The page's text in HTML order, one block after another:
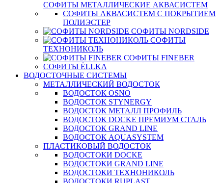
СОФИТЫ МЕТАЛЛИЧЕСКИЕ АКВАСИСТЕМ
СОФИТЫ АКВАСИСТЕМ С ПОКРЫТИЕМ
ПОЛИЭСТЕР
СОФИТЫ NORDSIDE
СОФИТЫ
ТЕХНОНИКОЛЬ
СОФИТЫ FINEBER
СОФИТЫ ЁLLKA
ВОДОСТОЧНЫЕ СИСТЕМЫ
МЕТАЛЛИЧЕСКИЙ ВОДОСТОК
ВОДОСТОК OSNO
ВОДОСТОК STYNERGY
ВОДОСТОК МЕТАЛЛ ПРОФИЛЬ
ВОДОСТОК DOCKE ПРЕМИУМ СТАЛЬ
ВОДОСТОК GRAND LINE
ВОДОСТОК AQUASYSTEM
ПЛАСТИКОВЫЙ ВОДОСТОК
ВОДОСТОКИ DOCKE
ВОДОСТОКИ GRAND LINE
ВОДОСТОКИ ТЕХНОНИКОЛЬ
ВОДОСТОКИ RUPLAST